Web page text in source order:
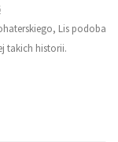
Lis podoba
takich historii.